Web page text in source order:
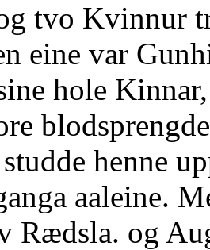
tvo Kvinnur
eine var
hole
henne
aaleine.
Rædsla. og